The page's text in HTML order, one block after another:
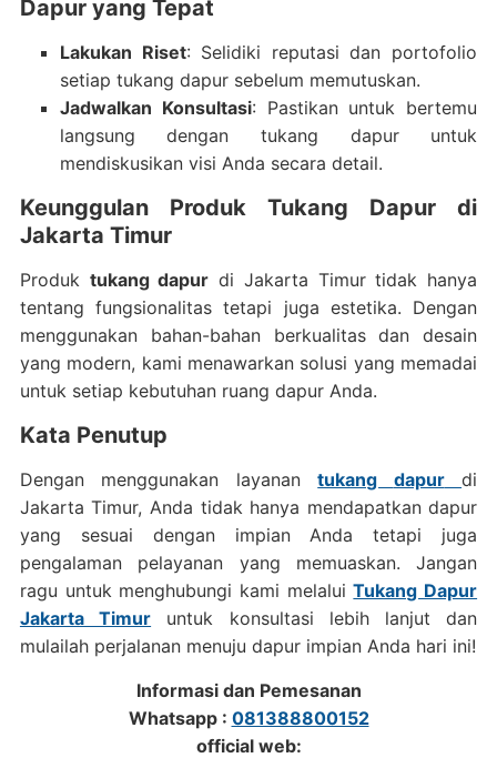
Dapur yang Tepat
Lakukan Riset: Selidiki reputasi dan portofolio
setiap tukang dapur sebelum memutuskan.
Jadwalkan Konsultasi: Pastikan untuk bertemu
langsung dengan tukang dapur untuk
mendiskusikan visi Anda secara detail.
Keunggulan Produk Tukang Dapur di
Jakarta Timur
Produk tukang dapur di Jakarta Timur tidak hanya
tentang fungsionalitas tetapi juga estetika. Dengan
menggunakan bahan-bahan berkualitas dan desain
yang modern, kami menawarkan solusi yang memadai
untuk setiap kebutuhan ruang dapur Anda.
Kata Penutup
Dengan menggunakan layanantukang dapur
di
Jakarta Timur, Anda tidak hanya mendapatkan dapur
yang sesuai dengan impian Anda tetapi juga
pengalaman pelayanan yang memuaskan. Jangan
ragu untuk menghubungi kami melaluiTukang Dapur
Jakarta Timur untuk konsultasi lebih lanjut dan
mulailah perjalanan menuju dapur impian Anda hari ini!
Informasi dan Pemesanan
Whatsapp : 081388800152
official web: